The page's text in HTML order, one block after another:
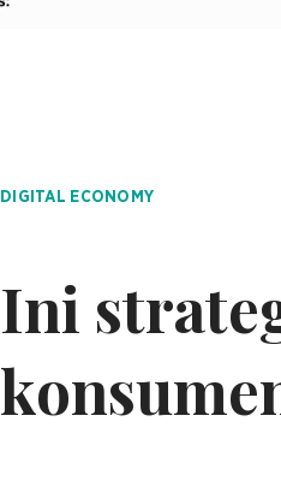
DIGITAL ECONOMY
Ini